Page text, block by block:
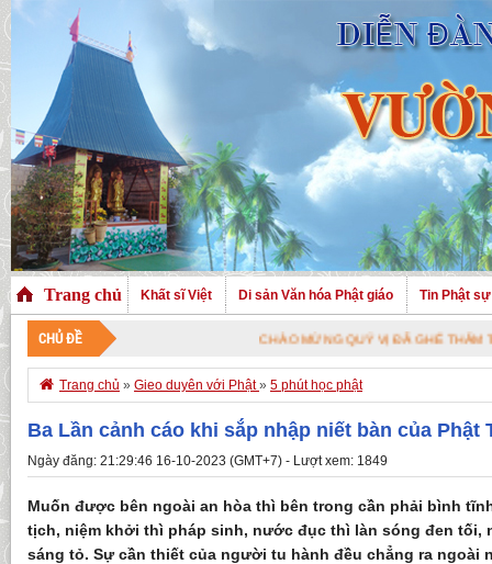
Trang chủ Khất sĩ Việt Di sản Văn hóa Phật giáo Tin Phật sự
CHỦ ĐỀ CHÀO MỪNG QUÝ VỊ ĐÃ GHÉ THĂM TRANG
 Trang chủ » Gieo duyên với Phật» 5 phút học phật
Ba Lần cảnh cáo khi sắp nhập niết bàn của Phật
Ngày đăng: 21:29:46 16-10-2023 (GMT+7) - Lượt xem: 1849
Muốn được bên ngoài an hòa thì bên trong cần phải bình
tịch, niệm khởi thì pháp sinh, nước đục thì làn sóng đen tối,
sáng tỏ. Sự cần thiết của người tu hành đều chẳng ra ngoài